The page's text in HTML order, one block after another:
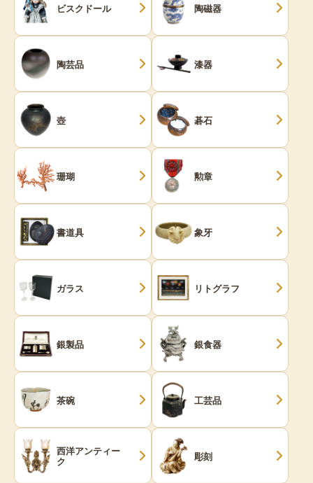
ビスクドール 陶磁器
陶芸品 漆器
壺 碁石
珊瑚 勲章
書道具 象牙
ガラス リトグラフ
銀製品 銀食器
茶碗 工芸品
西洋アンティー
ク 彫刻